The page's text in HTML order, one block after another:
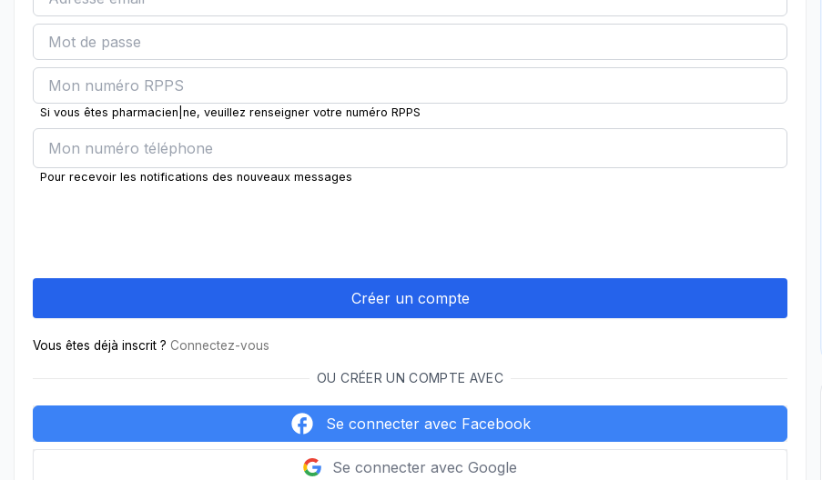
Si vous êtes pharmacien|ne, veuillez renseigner votre numéro RPPS
Pour recevoir les notifications des nouveaux messages
Vous êtes déjà inscrit ? Connectez-vous
OU CRÉER UN COMPTE AVEC
Se connecter avec Facebook
Se connecter avec Google